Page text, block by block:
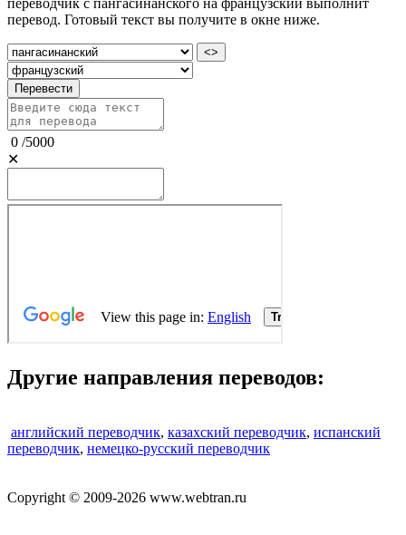
перевод. Готовый текст вы получите в окне ниже.
<>
Перевести
0 /5000
✕
Другие направления переводов:
английский переводчик, казахский переводчик, испанский
переводчик, немецко-русский переводчик
Copyright © 2009-2026 www.webtran.ru